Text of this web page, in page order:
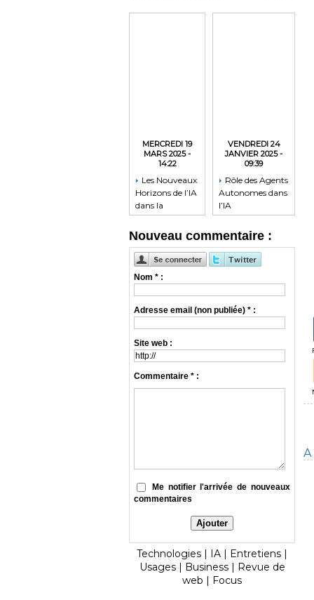
MERCREDI 19
MARS 2025 -
14:22
Les Nouveaux
Horizons de l’IA
dans la
Médecine
VENDREDI 24
JANVIER 2025 -
09:39
Rôle des Agents
Autonomes dans
l’IA
Nouveau commentaire :
Nom * :
Adresse email (non publiée) * :
Site web :
Commentaire * :
Me notifier l'arrivée de nouveaux
commentaires
Technologies | IA | Entretiens |
Usages | Business | Revue de
web | Focus